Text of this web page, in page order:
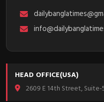
HEAD OFFICE(USA)
2609 E 14th Street, Suite-